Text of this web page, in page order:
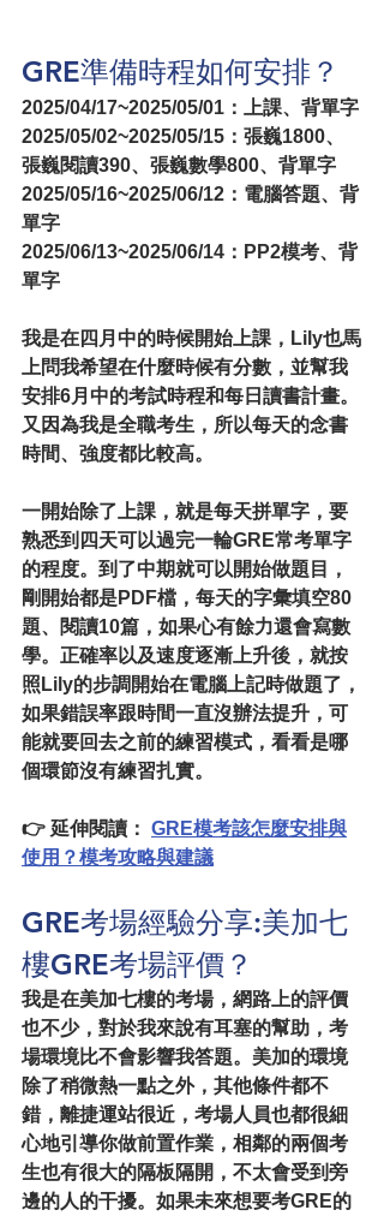
GRE準備時程如何安排？
2025/04/17~2025/05/01：上課、背單字
2025/05/02~2025/05/15：張巍1800、
張巍閱讀390、張巍數學800、背單字
2025/05/16~2025/06/12：電腦答題、背
單字
2025/06/13~2025/06/14：PP2模考、背
單字
我是在四月中的時候開始上課，Lily也馬
上問我希望在什麼時候有分數，並幫我
安排6月中的考試時程和每日讀書計畫。
又因為我是全職考生，所以每天的念書
時間、強度都比較高。
一開始除了上課，就是每天拼單字，要
熟悉到四天可以過完一輪GRE常考單字
的程度。到了中期就可以開始做題目，
剛開始都是PDF檔，每天的字彙填空80
題、閱讀10篇，如果心有餘力還會寫數
學。正確率以及速度逐漸上升後，就按
照Lily的步調開始在電腦上記時做題了，
如果錯誤率跟時間一直沒辦法提升，可
能就要回去之前的練習模式，看看是哪
個環節沒有練習扎實。
👉 延伸閱讀： GRE模考該怎麼安排與
使用？模考攻略與建議
GRE考場經驗分享:美加七
樓GRE考場評價？
我是在美加七樓的考場，網路上的評價
也不少，對於我來說有耳塞的幫助，考
場環境比不會影響我答題。美加的環境
除了稍微熱一點之外，其他條件都不
錯，離捷運站很近，考場人員也都很細
心地引導你做前置作業，相鄰的兩個考
生也有很大的隔板隔開，不太會受到旁
邊的人的干擾。如果未來想要考GRE的